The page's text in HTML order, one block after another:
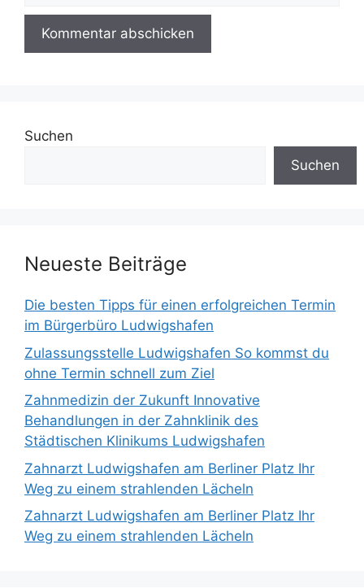
Suchen
Suchen
Neueste Beiträge
Die besten Tipps für einen erfolgreichen Termin
im Bürgerbüro Ludwigshafen
Zulassungsstelle Ludwigshafen So kommst du
ohne Termin schnell zum Ziel
Zahnmedizin der Zukunft Innovative
Behandlungen in der Zahnklinik des
Städtischen Klinikums Ludwigshafen
Zahnarzt Ludwigshafen am Berliner Platz Ihr
Weg zu einem strahlenden Lächeln
Zahnarzt Ludwigshafen am Berliner Platz Ihr
Weg zu einem strahlenden Lächeln